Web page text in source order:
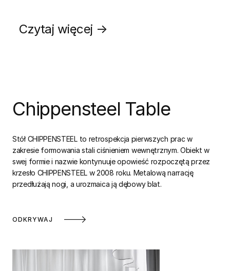
Czytaj więcej →
Chippensteel Table
Stół CHIPPENSTEEL to retrospekcja pierwszych prac w
zakresie formowania stali ciśnieniem wewnętrznym. Obiekt w
swej formie i nazwie kontynuuje opowieść rozpoczętą przez
krzesło CHIPPENSTEEL w 2008 roku. Metalową narrację
przedłużają nogi, a urozmaica ją dębowy blat.
ODKRYWAJ